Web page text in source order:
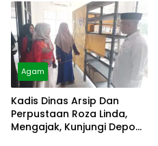
Agam
Kadis Dinas Arsip Dan
Perpustaan Roza Linda,
Mengajak, Kunjungi Depo